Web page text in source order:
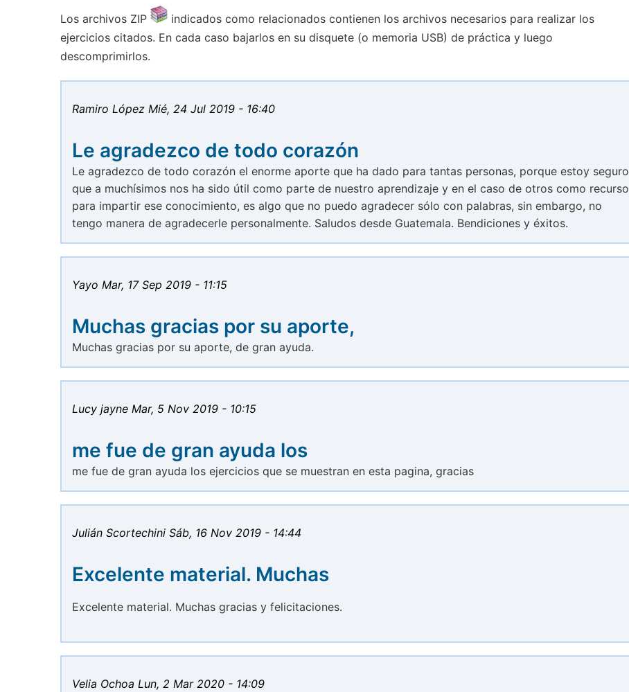
Los archivos ZIP
indicados como relacionados contienen los archivos necesarios para realizar los
ejercicios citados. En cada caso bajarlos en su disquete (o memoria USB) de práctica y luego
descomprimirlos.
Ramiro López Mié, 24 Jul 2019 - 16:40
Le agradezco de todo corazón
Le agradezco de todo corazón el enorme aporte que ha dado para tantas personas, porque estoy seguro
que a muchísimos nos ha sido útil como parte de nuestro aprendizaje y en el caso de otros como recurso
para impartir ese conocimiento, es algo que no puedo agradecer sólo con palabras, sin embargo, no
tengo manera de agradecerle personalmente. Saludos desde Guatemala. Bendiciones y éxitos.
Yayo Mar, 17 Sep 2019 - 11:15
Muchas gracias por su aporte,
Muchas gracias por su aporte, de gran ayuda.
Lucy jayne Mar, 5 Nov 2019 - 10:15
me fue de gran ayuda los
me fue de gran ayuda los ejercicios que se muestran en esta pagina, gracias
Julián Scortechini Sáb, 16 Nov 2019 - 14:44
Excelente material. Muchas
Excelente material. Muchas gracias y felicitaciones.
Velia Ochoa Lun, 2 Mar 2020 - 14:09